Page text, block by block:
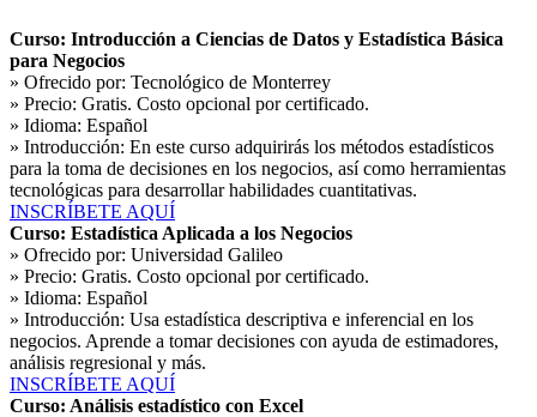
Curso: Introducción a Ciencias de Datos y Estadística Básica
para Negocios
» Ofrecido por: Tecnológico de Monterrey
» Precio: Gratis. Costo opcional por certificado.
» Idioma: Español
» Introducción: En este curso adquirirás los métodos estadísticos
para la toma de decisiones en los negocios, así como herramientas
tecnológicas para desarrollar habilidades cuantitativas.
INSCRÍBETE AQUÍ
Curso: Estadística Aplicada a los Negocios
» Ofrecido por: Universidad Galileo
» Precio: Gratis. Costo opcional por certificado.
» Idioma: Español
» Introducción: Usa estadística descriptiva e inferencial en los
negocios. Aprende a tomar decisiones con ayuda de estimadores,
análisis regresional y más.
INSCRÍBETE AQUÍ
Curso: Análisis estadístico con Excel